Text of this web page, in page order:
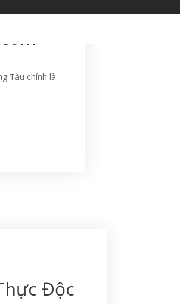
Tàu chính là
Độc